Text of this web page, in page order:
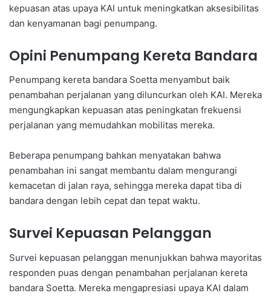
kepuasan atas upaya KAI untuk meningkatkan aksesibilitas
dan kenyamanan bagi penumpang.
Opini Penumpang Kereta Bandara
Penumpang kereta bandara Soetta menyambut baik
penambahan perjalanan yang diluncurkan oleh KAI. Mereka
mengungkapkan kepuasan atas peningkatan frekuensi
perjalanan yang memudahkan mobilitas mereka.
Beberapa penumpang bahkan menyatakan bahwa
penambahan ini sangat membantu dalam mengurangi
kemacetan di jalan raya, sehingga mereka dapat tiba di
bandara dengan lebih cepat dan tepat waktu.
Survei Kepuasan Pelanggan
Survei kepuasan pelanggan menunjukkan bahwa mayoritas
responden puas dengan penambahan perjalanan kereta
bandara Soetta. Mereka mengapresiasi upaya KAI dalam